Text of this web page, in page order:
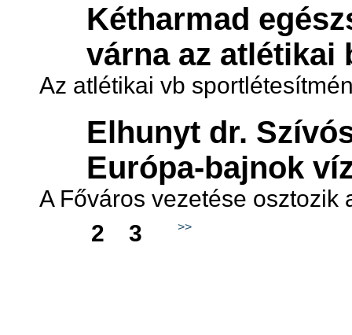
Kétharmad
várna az atlétikai
Az atlétikai vb
Elhunyt dr.
Európa-bajnok
A Főváros vezetése osztozik
2 3 >>